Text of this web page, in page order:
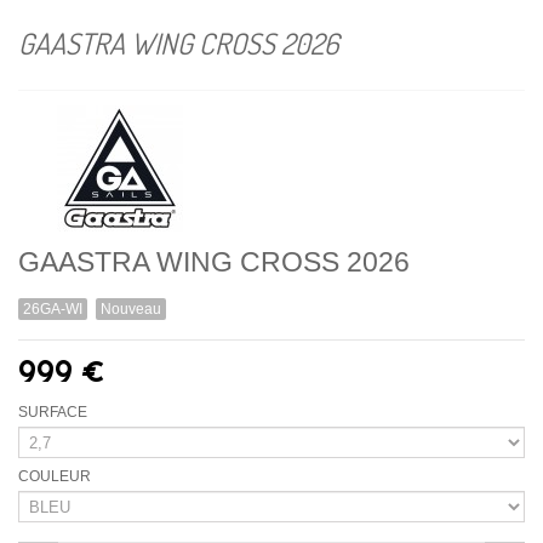
GAASTRA WING CROSS 2026
GAASTRA WING CROSS 2026
26GA-WI Nouveau
999 €
SURFACE
COULEUR